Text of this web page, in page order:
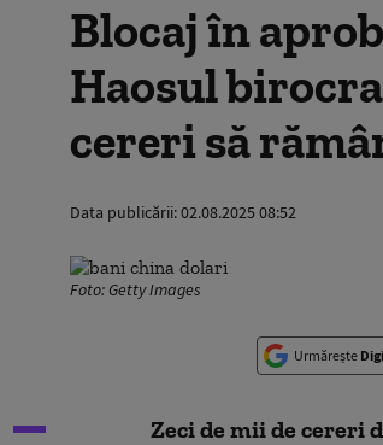
Blocaj în
Haosul
cereri să
Data publicării:02.08.2025 08:52
Foto: Getty Images
Urmărește
Zeci de mii de cereri